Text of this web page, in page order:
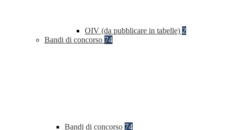
OIV (da pubblicare in tabelle) 2
Bandi di concorso 74
Bandi di concorso 74